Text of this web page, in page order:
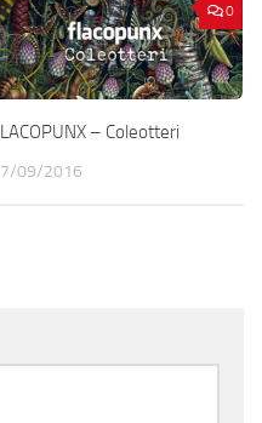
0
– Coleotteri
09/2016